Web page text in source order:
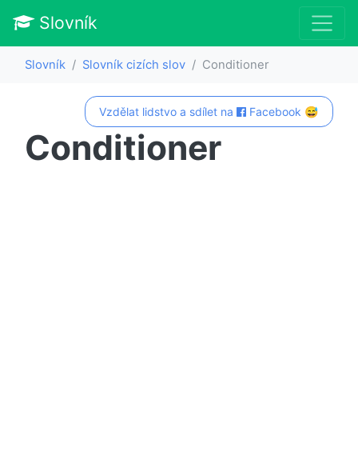
Slovník
Slovník Slovník cizích slov Conditioner
Vzdělat lidstvo a sdílet na Facebook 😅
Conditioner